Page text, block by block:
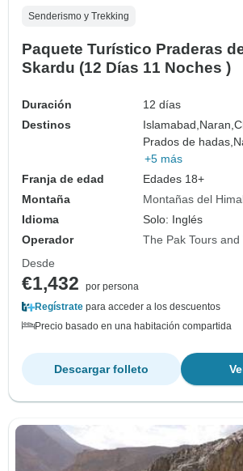
Senderismo y Trekking
Paquete Turístico Praderas
Skardu (12 Días 11 Noches )
Duración
12 días
Destinos
Islamabad, Naran,
Prados de hadas,
+5 más
Franja de edad
Edades 18+
Montaña
Montañas del
Idioma
Solo: Inglés
Operador
The Pak Tours and
Desde
€1,432
por persona
Regístrate para acceder a los descuentos
Precio basado en una habitación compartida
Descargar folleto